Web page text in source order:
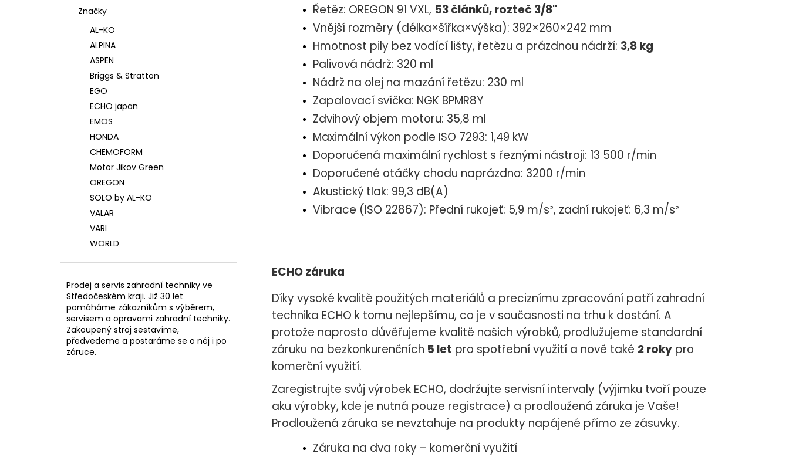
Značky
AL-KO
ALPINA
ASPEN
Briggs & Stratton
EGO
ECHO japan
EMOS
HONDA
CHEMOFORM
Motor Jikov Green
OREGON
SOLO by AL-KO
VALAR
VARI
WORLD
Prodej a servis zahradní techniky ve
Středočeském kraji. Již 30 let
pomáháme zákazníkům s výběrem,
servisem a opravami zahradní techniky.
Zakoupený stroj sestavíme,
předvedeme a postaráme se o něj i po
záruce.
Řetěz: OREGON 91 VXL, 53článků, rozteč 3/8"
Vnější rozměry (délka×šířka×výška): 392×260×242 mm
Hmotnost pily bez vodící lišty, řetězu a prázdnou nádrží: 3,8 kg
Palivová nádrž: 320 ml
Nádrž na olej na mazání řetězu: 230 ml
Zapalovací svíčka: NGK BPMR8Y
Zdvihový objem motoru: 35,8 ml
Maximální výkon podle ISO 7293: 1,49 kW
Doporučená maximální rychlost s řeznými nástroji: 13 500 r/min
Doporučené otáčky chodu naprázdno: 3200 r/min
Akustický tlak: 99,3 dB(A)
Vibrace (ISO 22867): Přední rukojeť: 5,9 m/s², zadní rukojeť: 6,3 m/s²
ECHO záruka
Díky vysoké kvalitě použitých materiálů a preciznímu zpracování patří zahradní
technika ECHO k tomu nejlepšímu, co je v současnosti na trhu k dostání. A
protože naprosto důvěřujeme kvalitě našich výrobků, prodlužujeme standardní
záruku na bezkonkurenčních 5 let pro spotřební využití a nově také 2 roky pro
komerční využití.
Zaregistrujte svůj výrobek ECHO, dodržujte servisní intervaly (výjimku tvoří pouze
aku výrobky, kde je nutná pouze registrace) a prodloužená záruka je Vaše!
Prodloužená záruka se nevztahuje na produkty napájené přímo ze zásuvky.
Záruka na dva roky – komerční využití